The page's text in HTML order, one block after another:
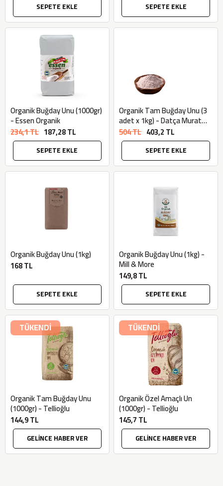
SEPETE EKLE SEPETE EKLE
Organik Buğday Unu (1000gr)
- Essen Organik
234,1 TL 187,28 TL
SEPETE EKLE
Organik Tam Buğday Unu (3
adet x 1kg) - Datça Murat
Çiftliği
504 TL 403,2 TL
SEPETE EKLE
Organik Buğday Unu (1kg)
168 TL
SEPETE EKLE
Organik Buğday Unu (1kg) -
Mill & More
149,8 TL
SEPETE EKLE
TÜKENDİ
Organik Tam Buğday Unu
(1000gr) - Tellioğlu
144,9 TL
GELİNCE HABER VER
TÜKENDİ
Organik Özel Amaçlı Un
(1000gr) - Tellioğlu
145,7 TL
GELİNCE HABER VER